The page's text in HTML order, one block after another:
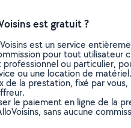
est gratuit ?
est un service
pour tout utilisateur
professionnel ou particulier,
ou une location de
de la prestation, fixé par vous,
le paiement en ligne de la
sans aucune